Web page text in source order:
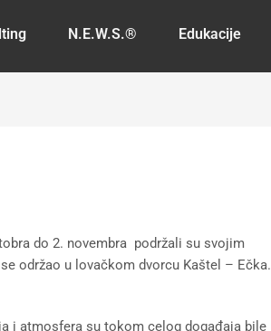
N.E.W.S.® Edukacije
do 2. novembra podržali su svojim
održao u lovačkom dvorcu Kaštel – Ečka.
i atmosfera su tokom celog događaja bile